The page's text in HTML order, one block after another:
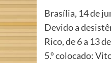
Brasília, 14 de
Devido a
Rico, de 6 a 13
5.º colocado: